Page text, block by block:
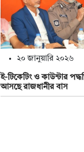
২০ জানুয়ারি ২০২৬
ই-টিকেটিং ও কাউন্টার
আসছে রাজধানীর বাস